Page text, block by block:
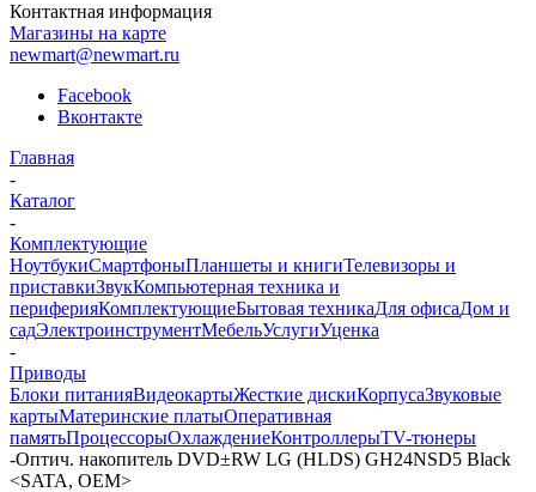
Контактная информация
Магазины на карте
newmart@newmart.ru
Facebook
Вконтакте
Главная
-
Каталог
-
Комплектующие
НоутбукиСмартфоныПланшеты и книгиТелевизоры и
приставкиЗвукКомпьютерная техника и
периферияКомплектующиеБытовая техникаДля офисаДом и
садЭлектроинструментМебельУслугиУценка
-
Приводы
Блоки питанияВидеокартыЖесткие дискиКорпусаЗвуковые
картыМатеринские платыОперативная
памятьПроцессорыОхлаждениеКонтроллерыTV-тюнеры
-Оптич. накопитель DVD±RW LG (HLDS) GH24NSD5 Black
<SATA, OEM>